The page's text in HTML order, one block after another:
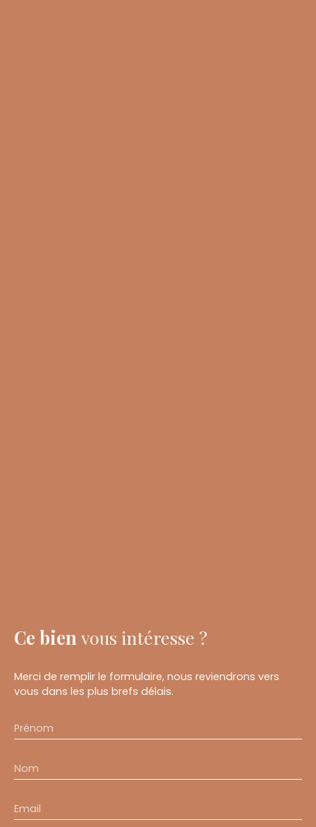
Ce bien vous intéresse ?
Merci de remplir le formulaire, nous reviendrons vers
vous dans les plus brefs délais.
Prénom
Nom
Email